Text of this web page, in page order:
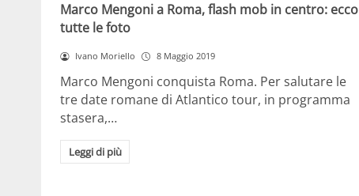
Marco Mengoni a Roma, flash mob in centro: ecco
tutte le foto
Ivano Moriello 8 Maggio 2019
Marco Mengoni conquista Roma. Per salutare le
tre date romane di Atlantico tour, in programma
stasera,…
Leggi di più